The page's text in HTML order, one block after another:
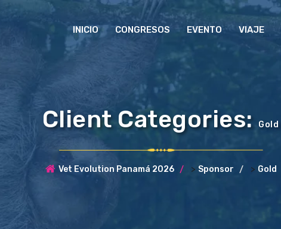
INICIO CONGRESOS EVENTO VIAJE
Client Categories: Gold
Vet Evolution Panamá 2026 > Sponsor > Gold